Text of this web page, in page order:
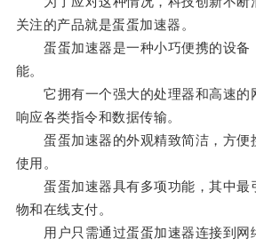
关注的产品就是蛋蛋加速器。
蛋蛋加速器是一种小巧便携的设备
能。
它拥有一个强大的处理器和高速的
响应各类指令和数据传输。
蛋蛋加速器的外观精致简洁，方便
使用。
蛋蛋加速器具有多项功能，其中最
物和在线支付。
用户只需通过蛋蛋加速器连接到网